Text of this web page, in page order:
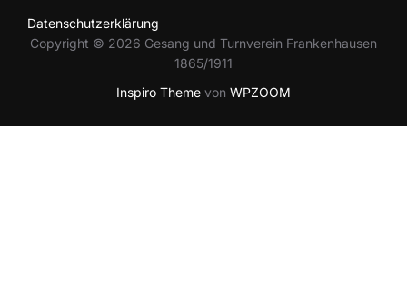
Datenschutzerklärung
Copyright © 2026 Gesang und Turnverein Frankenhausen
1865/1911
Inspiro Theme von WPZOOM